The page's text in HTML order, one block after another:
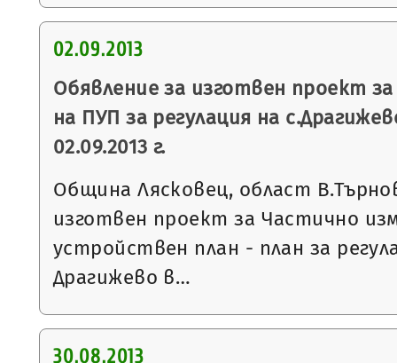
02.09.2013
Обявление за изготвен проект
на ПУП за регулация на
02.09.2013 г.
Община Лясковец, област
изготвен проект за Частично
устройствен план - план за
Драгижево в…
30.08.2013